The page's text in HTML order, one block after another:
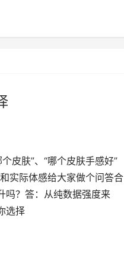
皮肤”、“哪个皮肤手感好”
实际体感给大家做个问答合
吗？答：从纯数据强度来
选择